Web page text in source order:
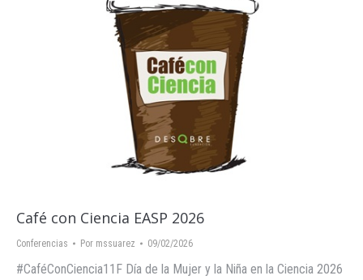
Café con Ciencia EASP 2026
Conferencias Por mssuarez 09/02/2026
#CaféConCiencia11F Día de la Mujer y la Niña en la Ciencia 2026